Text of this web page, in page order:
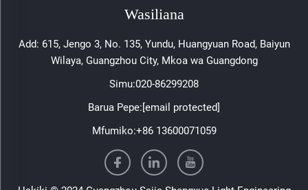
Wasiliana
Add: 615, Jengo 3, No. 135, Yundu, Huangyuan Road, Baiyun
Wilaya, Guangzhou City, Mkoa wa Guangdong
Simu:020-86299208
Barua Pepe:[email protected]
Mfumiko:+86 13600071059